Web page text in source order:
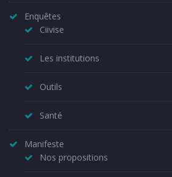
Enquêtes
Ciivise
Les institutions
Outils
Santé
Manifeste
Nos propositions